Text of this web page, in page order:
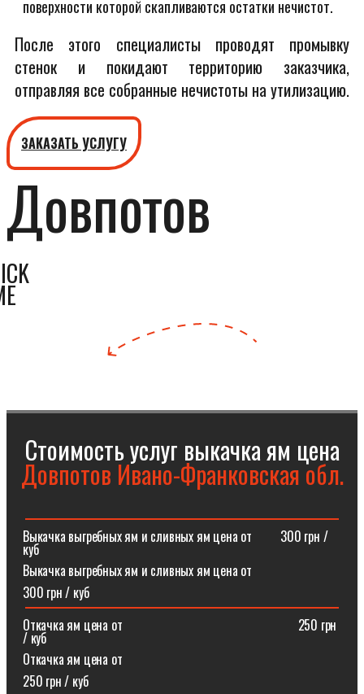
поверхности которой скапливаются остатки нечистот.
После этого специалисты проводят промывку
стенок и покидают территорию заказчика,
отправляя все собранные нечистоты на утилизацию.
ЗАКАЗАТЬ УСЛУГУ
Довпотов
Стоимость услуг выкачка ям цена
Довпотов Ивано-Франковская обл.
Выкачка выгребных ям и сливных ям цена от⠀⠀⠀300 грн /
куб
Выкачка выгребных ям и сливных ям цена от
300 грн / куб
Откачка ям цена от ⠀⠀⠀⠀⠀⠀⠀⠀⠀⠀⠀⠀⠀⠀⠀⠀⠀⠀250 грн
/ куб
Откачка ям цена от
250 грн / куб